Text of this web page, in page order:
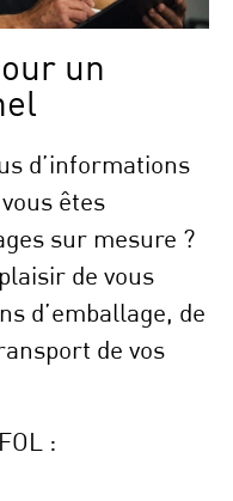
un
d’informations
êtes
sur mesure ?
de vous
d’emballage, de
de vos
: